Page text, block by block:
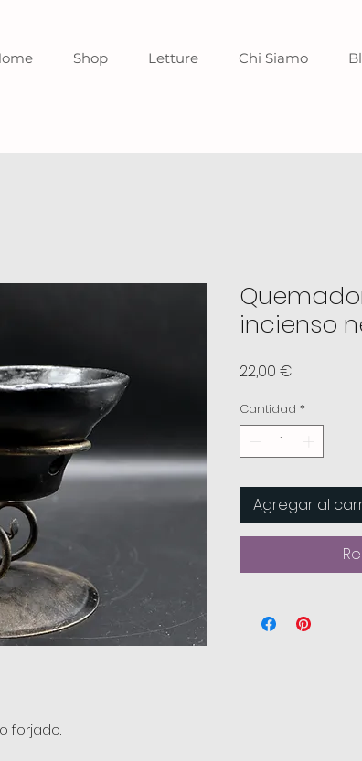
Shop Letture Chi Siamo
forjado.
incienso
22,00 €
Cantidad *
Agregar al